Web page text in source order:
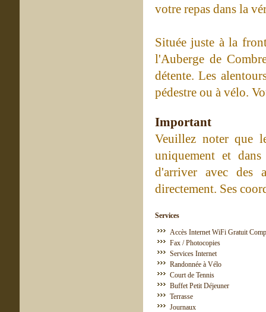
votre repas dans la
Située juste à la
l'Auberge de
détente. Les
pédestre ou à vélo.
Important
Veuillez noter que
uniquement et
d'arriver avec des
directement. Ses
Services
Accès Internet WiFi Gratuit
Fax / Photocopies
Services Internet
Randonnée à Vélo
Court de Tennis
Buffet Petit Déjeuner
Terrasse
Journaux